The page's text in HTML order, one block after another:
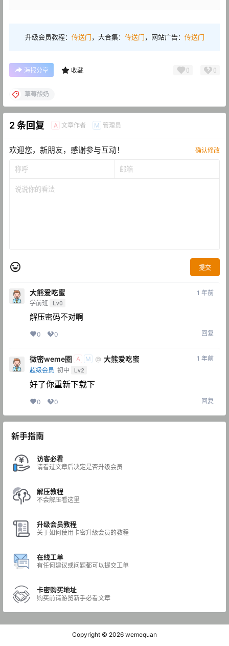
升级会员教程： 传送门，大合集： 传送门，网站广告： 传送门
海报分享 收藏 0 0
草莓酸奶
2 条回复 A 文章作者 M 管理员
欢迎您，新朋友，感谢参与互动！ 确认修改
提交
大熊爱吃蜜
学前班 Lv0
1 年前
解压密码不对啊
0 0 回复
微密weme圈 A M @ 大熊爱吃蜜
超级会员 初中 Lv2
1 年前
好了你重新下载下
0 0 回复
新手指南
访客必看
请看过文章后决定是否升级会员
解压教程
不会解压看这里
升级会员教程
关于如何使用卡密升级会员的教程
在线工单
有任何建议或问题都可以提交工单
卡密购买地址
购买前请游览新手必看文章
Copyright © 2026 wemequan